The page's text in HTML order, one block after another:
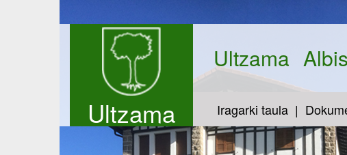
Ultzama
Ultzama
Iragarki taula